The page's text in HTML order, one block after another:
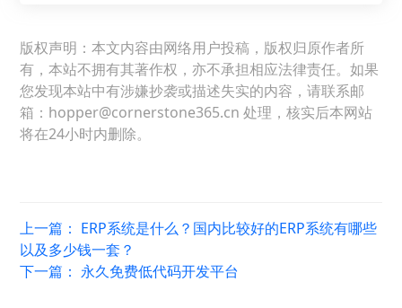
版权声明：本文内容由网络用户投稿，版权归原作者所
有，本站不拥有其著作权，亦不承担相应法律责任。如果
您发现本站中有涉嫌抄袭或描述失实的内容，请联系邮
箱：hopper@cornerstone365.cn 处理，核实后本网站
将在24小时内删除。
上一篇： ERP系统是什么？国内比较好的ERP系统有哪些
以及多少钱一套？
下一篇： 永久免费低代码开发平台